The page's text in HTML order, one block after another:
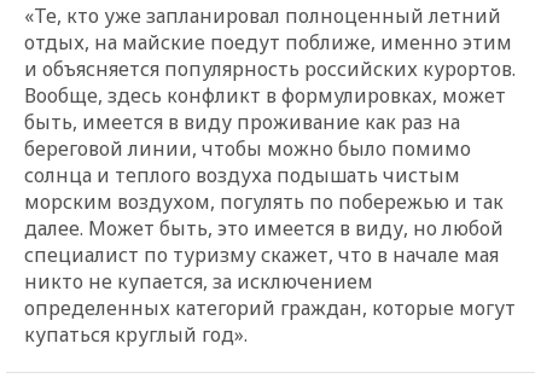
«Те, кто уже запланировал полноценный летний
отдых, на майские поедут поближе, именно этим
и объясняется популярность российских курортов.
Вообще, здесь конфликт в формулировках, может
быть, имеется в виду проживание как раз на
береговой линии, чтобы можно было помимо
солнца и теплого воздуха подышать чистым
морским воздухом, погулять по побережью и так
далее. Может быть, это имеется в виду, но любой
специалист по туризму скажет, что в начале мая
никто не купается, за исключением
определенных категорий граждан, которые могут
купаться круглый год».